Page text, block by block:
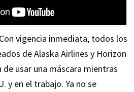
vigencia inmediata, todos los
de Alaska Airlines y Horizon
usar una máscara mientras
y en el trabajo. Ya no se